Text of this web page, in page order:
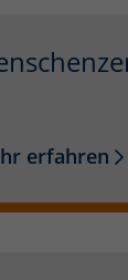
erfahren